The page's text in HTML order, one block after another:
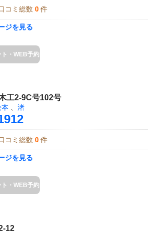
コミ総数 0 件
ジを見る
ト・WEB予約
工2-9C号102号
渚
コミ総数 0 件
ジを見る
ト・WEB予約
12